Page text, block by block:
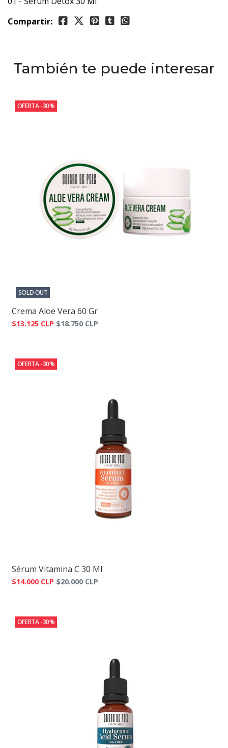
Compartir:
También te puede interesar
OFERTA -30%
SOLD OUT
Crema Aloe Vera 60 Gr
$13.125 CLP $18.750 CLP
OFERTA -30%
Sérum Vitamina C 30 Ml
$14.000 CLP $20.000 CLP
OFERTA -30%